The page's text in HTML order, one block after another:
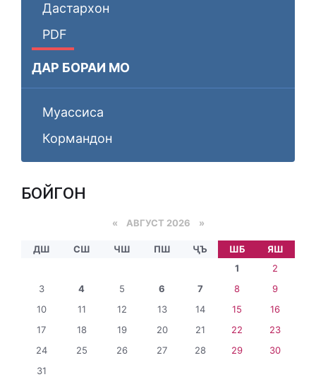
Дастархон
PDF
ДАР БОРАИ МО
Муассиса
Кормандон
БОЙГОНӢ
« АВГУСТ 2026 »
ДШ СШ ЧШ ПШ ҶЪ ШБ
ЯШ
1
2
3
4 5 6 7 8
9
10
11 12 13 14 15
16
17
18 19 20 21 22
23
24
25 26 27 28 29
30
31